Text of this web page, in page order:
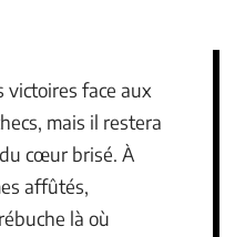
face aux
mais il restera
cœur brisé. À
affûtés,
là où